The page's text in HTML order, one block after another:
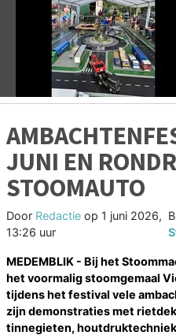
JUNI EN
STOOMAUTO
Door Redactie op 1 juni 2026,
13:26 uur
MEDEMBLIK - Bij het
het voormalig stoomgemaal
tijdens het festival vele
zijn demonstraties met
tinnegieten,